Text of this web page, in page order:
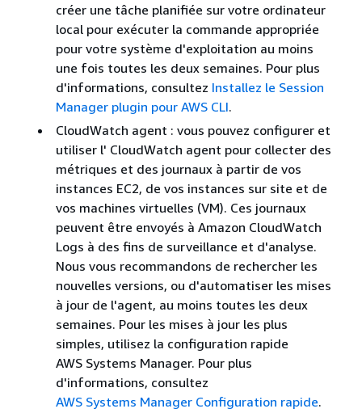
créer une tâche planifiée sur votre ordinateur
local pour exécuter la commande appropriée
pour votre système d'exploitation au moins
une fois toutes les deux semaines. Pour plus
d'informations, consultez Installez le Session
Manager plugin pour AWS CLI.
CloudWatch agent : vous pouvez configurer et
utiliser l' CloudWatch agent pour collecter des
métriques et des journaux à partir de vos
instances EC2, de vos instances sur site et de
vos machines virtuelles (VM). Ces journaux
peuvent être envoyés à Amazon CloudWatch
Logs à des fins de surveillance et d'analyse.
Nous vous recommandons de rechercher les
nouvelles versions, ou d'automatiser les mises
à jour de l'agent, au moins toutes les deux
semaines. Pour les mises à jour les plus
simples, utilisez la configuration rapide
AWS Systems Manager. Pour plus
d'informations, consultez
AWS Systems Manager Configuration rapide.